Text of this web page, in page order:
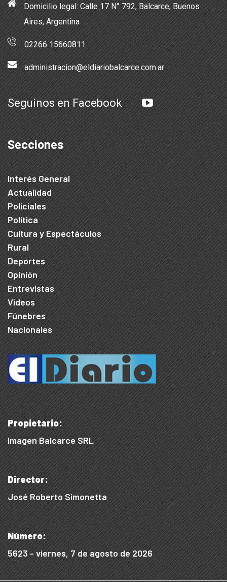
Domicilio legal: Calle 17 N° 792, Balcarce, Buenos
Aires, Argentina
02266 15660811
administracion@eldiariobalcarce.com.ar
Seguinos en Facebook
Secciones
Interés General
Actualidad
Policiales
Política
Cultura y Espectáculos
Rural
Deportes
Opinión
Entrevistas
Videos
Fúnebres
Nacionales
Propietario:
Imagen Balcarce SRL
Director:
José Roberto Simonetta
Número:
5623 - viernes, 7 de agosto de 2026